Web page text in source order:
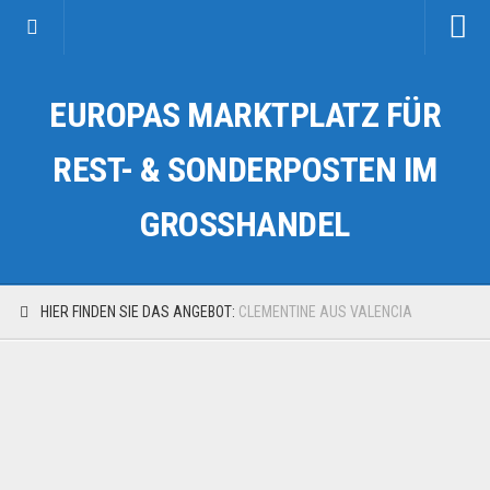
Kategorien
Auto & Motorrad
Fahrzeuge & Transport
EUROPAS MARKTPLATZ FÜR
REST- & SONDERPOSTEN IM
GROSSHANDEL
HIER FINDEN SIE DAS ANGEBOT: CLEMENTINE AUS VALENCIA